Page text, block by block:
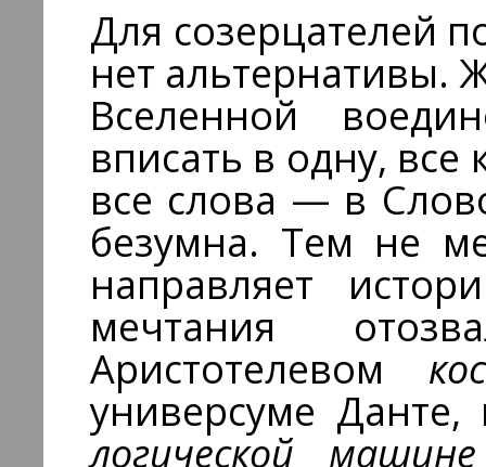
Для созерцателей
нет альтернативы.
Вселенной
вписать в одну,
все слова — в
безумна. Тем не
направляет
мечтания
Аристотелевом
универсуме
логической